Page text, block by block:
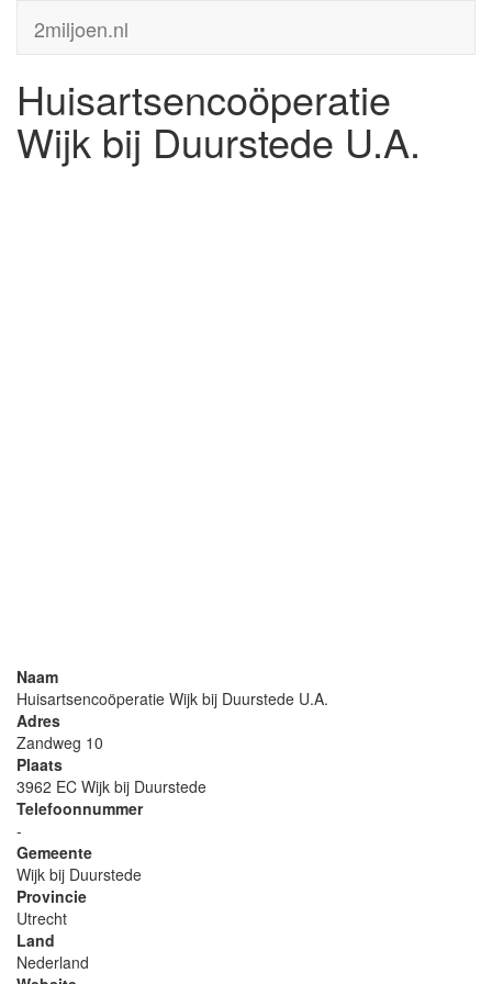
2miljoen.nl
Huisartsencoöperatie
Wijk bij Duurstede U.A.
Naam
Huisartsencoöperatie Wijk bij Duurstede U.A.
Adres
Zandweg 10
Plaats
3962 EC Wijk bij Duurstede
Telefoonnummer
-
Gemeente
Wijk bij Duurstede
Provincie
Utrecht
Land
Nederland